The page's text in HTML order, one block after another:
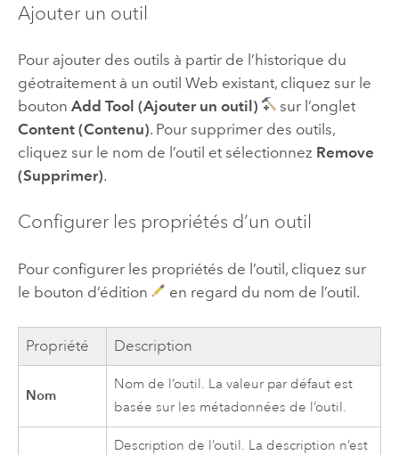
Ajouter un outil
Pour ajouter des outils à partir de l’historique du
géotraitement à un outil Web existant, cliquez sur le
bouton Add Tool (Ajouter un outil)
sur l’onglet
Content (Contenu). Pour supprimer des outils,
cliquez sur le nom de l’outil et sélectionnez Remove
(Supprimer).
Configurer les propriétés d’un outil
Pour configurer les propriétés de l’outil, cliquez sur
le bouton d’édition
en regard du nom de l’outil.
Propriété Description
Nom
Nom de l’outil. La valeur par défaut est
basée sur les métadonnées de l’outil.
Description de l’outil. La description n’est